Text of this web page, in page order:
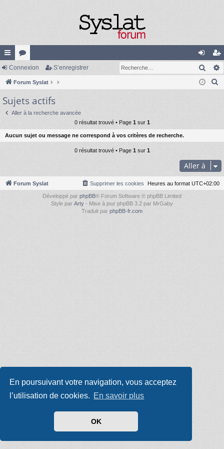
En poursuivant votre navigation, vous acceptez
l’utilisation de cookies. En savoir plus
OK
cc
ès
ra
pi
de
or
u
m
s
on
ne
’e
nr
re
r
Connexion S’enregistrer
Forum Syslat
h
e
r
Sujets actifs
Aller à la recherche avancée
0 résultat trouvé • Page 1 sur 1
Aucun sujet ou message ne correspond à vos critères de recherche.
0 résultat trouvé • Page 1sur 1
Aller à
Forum Syslat Heures au format UTC+02:00
Supprimer les cookies
Développé par phpBB® Forum Software © phpBB Limited
Style par Arty - Mise à jour phpBB 3.2 par MrGaby
Traduit par phpBB-fr.com